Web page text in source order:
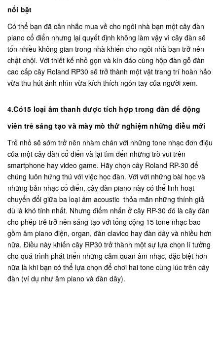
nổi bật
Có thể bạn đã cân nhắc mua về cho ngôi nhà bạn một cây đàn
piano cổ điển nhưng lại quyết định không làm vậy vì cây đàn sẽ
tốn nhiều không gian trong nhà khiến cho ngôi nhà bạn trở nên
chật chội. Với thiết kế nhỏ gọn và kín đáo cùng hộp đàn gỗ đàn
cao cấp cây Roland RP30 sẽ trở thành một vật trang trí hoàn hảo
vừa thu hút ánh nhìn vừa kích thích ngón tay của người xem.
4.Có15 loại âm thanh được tích hợp trong đàn để động
viên trẻ sáng tạo và mày mò thử nghiệm những điều mới
Trẻ nhỏ sẽ sớm trở nên nhàm chán với những tone nhạc đơn điệu
của một cây đàn cổ điển và lại tìm đến những trò vui trên
smartphone hay video game. Hãy chọn cây Roland RP-30 để
chúng luôn hứng thú với việc học đàn. Với với những bài học và
những bản nhạc cổ điển, cây đàn piano này có thể linh hoạt
chuyển đổi giữa ba loại âm acoustic thỏa mãn những thính giả
dù là khó tính nhất. Nhưng điểm nhấn ở cây RP-30 đó là cây đàn
cho phép trẻ trở nên sáng tạo với tổng cộng 15 tone nhạc bao
gồm âm piano điện, organ, đàn clavico hay đàn dây và nhiều hơn
nữa. Điều này khiến cây RP30 trở thành một sự lựa chọn lí tưởng
cho quá trình phát triển những cảm quan âm nhạc, đặc biệt hơn
nữa là khi bạn có thể lựa chọn để chơi hai tone cùng lúc trên cây
đàn (ví dụ như âm piano và đàn dây).